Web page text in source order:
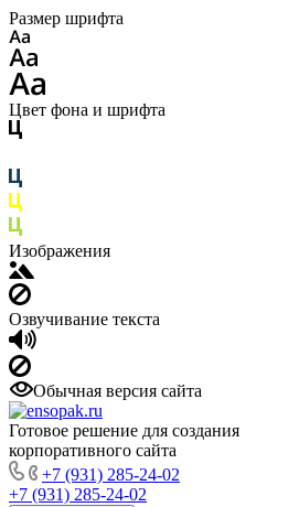
Размер шрифта
Цвет фона и шрифта
Изображения
Озвучивание текста
Обычная версия сайта
Готовое решение для создания
корпоративного сайта
+7 (931) 285-24-02
+7 (931) 285-24-02